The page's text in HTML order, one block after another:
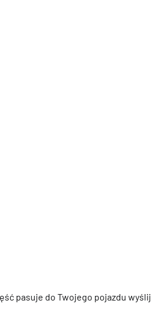
pasuje do Twojego pojazdu wyślij